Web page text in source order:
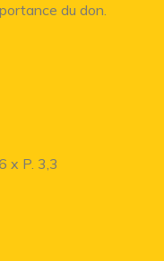
du don.
x P. 3,3